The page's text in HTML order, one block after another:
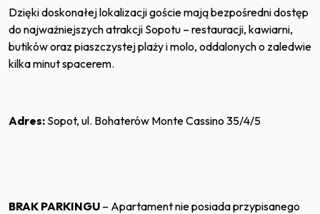
Dzięki doskonałej lokalizacji goście mają bezpośredni dostęp
do najważniejszych atrakcji Sopotu – restauracji, kawiarni,
butików oraz piaszczystej plaży i molo, oddalonych o zaledwie
kilka minut spacerem.
Adres: Sopot, ul. Bohaterów Monte Cassino 35/4/5
BRAK PARKINGU – Apartament nie posiada przypisanego